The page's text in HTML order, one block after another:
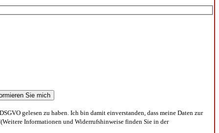
gelesen zu haben. Ich bin damit einverstanden, dass meine Daten zur
Informationen und Widerrufshinweise finden Sie in der